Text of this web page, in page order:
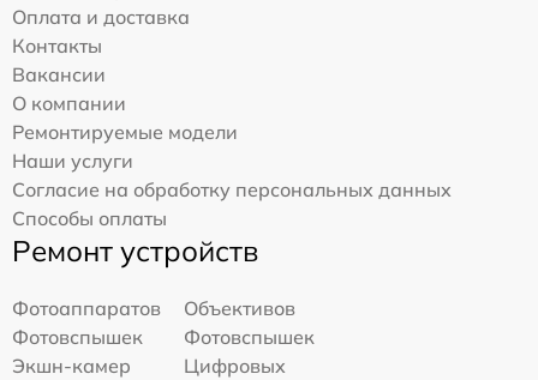
Оплата и доставка
Контакты
Вакансии
О компании
Ремонтируемые модели
Наши услуги
Согласие на обработку персональных данных
Способы оплаты
Ремонт устройств
Фотоаппаратов
Объективов
Фотовспышек
Фотовспышек
Экшн-камер
Цифровых